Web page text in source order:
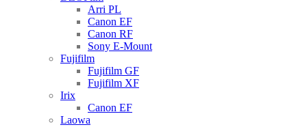
Arri PL
Canon EF
Canon RF
Sony E-Mount
Fujifilm
Fujifilm GF
Fujifilm XF
Irix
Canon EF
Laowa